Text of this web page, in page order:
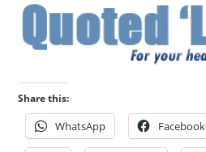
Share this:
WhatsApp Facebook